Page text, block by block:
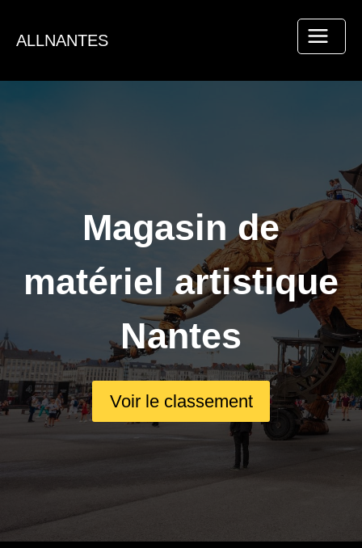
contenu
ALLNANTES
Magasin de
matériel artistique
Nantes
Voir le classement